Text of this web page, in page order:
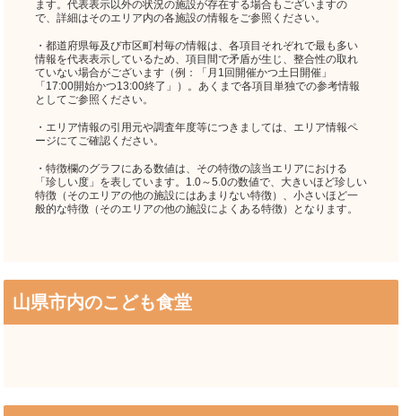
ます。代表表示以外の状況の施設が存在する場合もございますの
で、詳細はそのエリア内の各施設の情報をご参照ください。
・都道府県毎及び市区町村毎の情報は、各項目それぞれで最も多い
情報を代表表示しているため、項目間で矛盾が生じ、整合性の取れ
ていない場合がございます（例：「月1回開催かつ土日開催」
「17:00開始かつ13:00終了」）。あくまで各項目単独での参考情報
としてご参照ください。
・エリア情報の引用元や調査年度等につきましては、エリア情報ペ
ージにてご確認ください。
・特徴欄のグラフにある数値は、その特徴の該当エリアにおける
「珍しい度」を表しています。1.0～5.0の数値で、大きいほど珍しい
特徴（そのエリアの他の施設にはあまりない特徴）、小さいほど一
般的な特徴（そのエリアの他の施設によくある特徴）となります。
山県市内のこども食堂